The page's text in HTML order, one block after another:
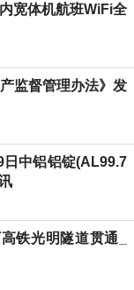
宽体机航班WiFi全
监督管理办法》发
中铝铝锭(AL99.7
铁光明隧道贯通_